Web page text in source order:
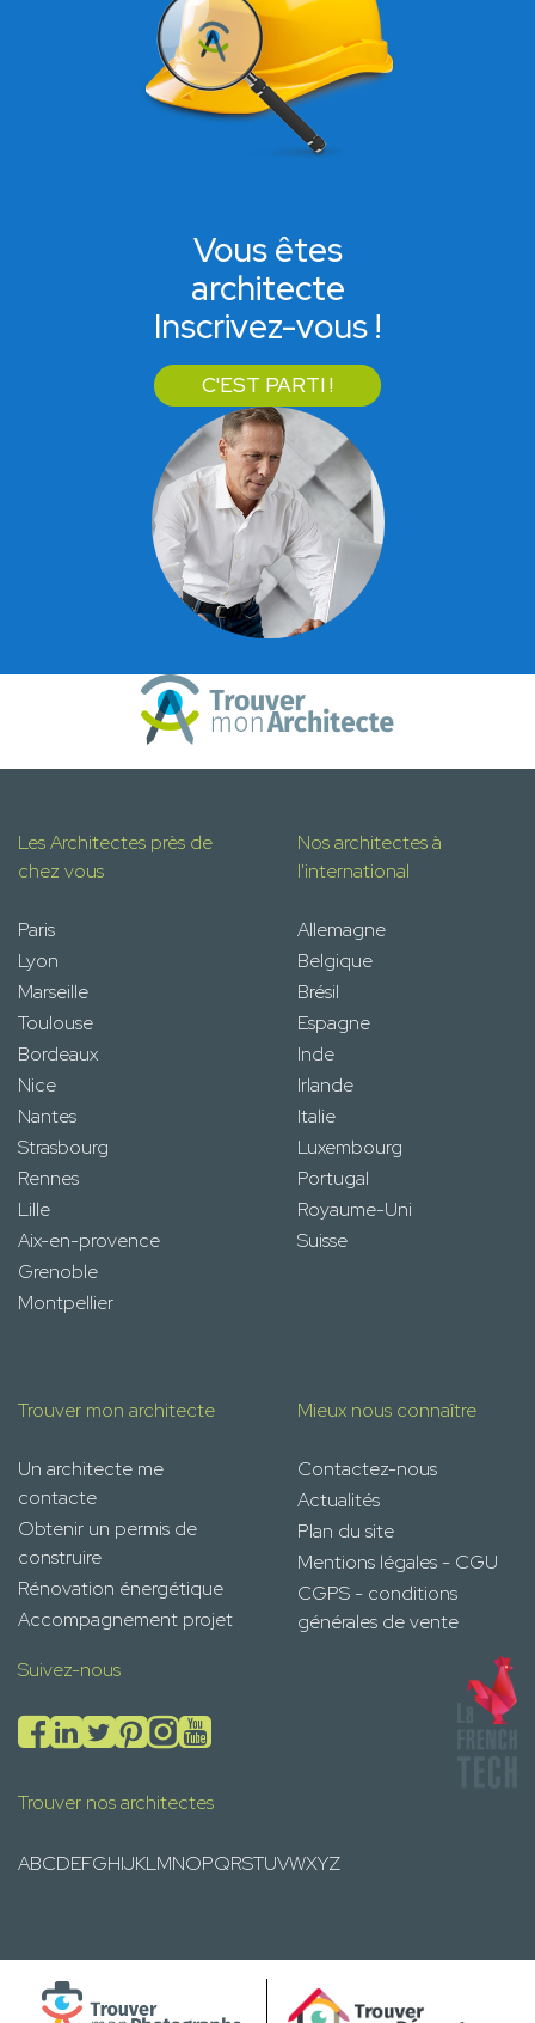
Vous êtes
architecte
Inscrivez-vous !
C'EST PARTI !
Les Architectes près de
chez vous
Paris
Lyon
Marseille
Toulouse
Bordeaux
Nice
Nantes
Strasbourg
Rennes
Lille
Aix-en-provence
Grenoble
Montpellier
Nos architectes à
l'international
Allemagne
Belgique
Brésil
Espagne
Inde
Irlande
Italie
Luxembourg
Portugal
Royaume-Uni
Suisse
Trouver mon architecte
Un architecte me
contacte
Obtenir un permis de
construire
Rénovation énergétique
Accompagnement projet
Mieux nous connaître
Contactez-nous
Actualités
Plan du site
Mentions légales - CGU
CGPS - conditions
générales de vente
Suivez-nous
Trouver nos architectes
ABCDEFGHIJKLMNOPQRSTUVWXYZ